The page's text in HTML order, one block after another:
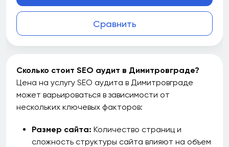
Сравнить
Сколько стоит SEO аудит в Димитровграде?
Цена на услугу SEO аудита в Димитровграде
может варьироваться в зависимости от
нескольких ключевых факторов:
Размер сайта: Количество страниц и
сложность структуры сайта влияют на объем